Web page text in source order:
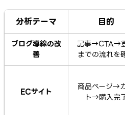
分析テーマ 目的
ブログ導線の改
善
記事→CTA→
までの流れを
ECサイト
商品ページ→
ト→購入完